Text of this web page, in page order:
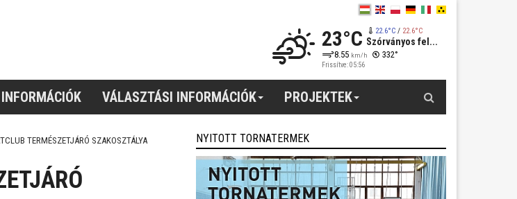
23°C 22.6°C/ 22.6°C
Szórványos fel...
8.55 km/h 332°
Frissítve: 05:56
INFORMÁCIÓK VÁLASZTÁSI INFORMÁCIÓK PROJEKTEK
TERMÉSZETJÁRÓ SZAKOSZTÁLYA NYITOTT TORNATERMEK